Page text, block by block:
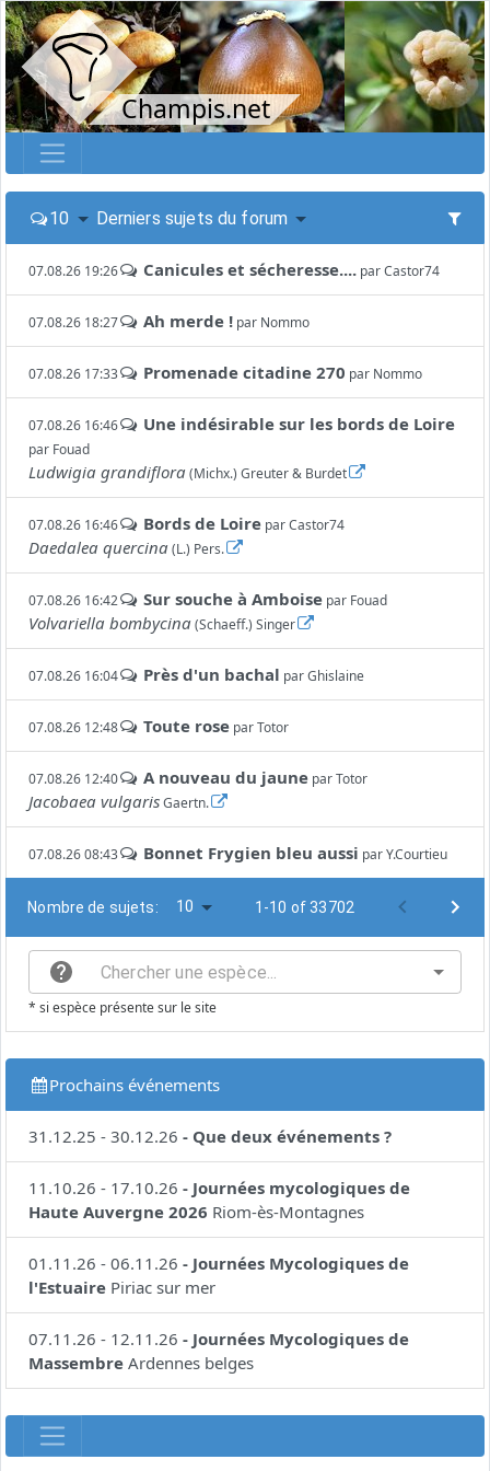
Champis.net
10 Derniers sujets du forum
07.08.26 19:26 Canicules et sécheresse.... parCastor74
07.08.26 18:27 Ah merde ! par Nommo
07.08.26 17:33 Promenade citadine 270 par Nommo
07.08.26 16:46 Une indésirable sur les bords de Loire
par Fouad
Ludwigia grandiflora(Michx.) Greuter & Burdet
07.08.26 16:46 Bords de Loire parCastor74
Daedalea quercina(L.) Pers.
07.08.26 16:42 Sur souche à Amboise par Fouad
Volvariella bombycina(Schaeff.) Singer
07.08.26 16:04 Près d'un bachal parGhislaine
07.08.26 12:48 Toute rose parTotor
07.08.26 12:40 A nouveau du jaune parTotor
Jacobaea vulgarisGaertn.
07.08.26 08:43 Bonnet Frygien bleu aussi parY.Courtieu
Nombre de sujets: 10 1-10 of 33702
* si espèce présente sur le site
Prochains événements
31.12.25 - 30.12.26 - Que deux événements ?
11.10.26 - 17.10.26 - Journées mycologiques de
Haute Auvergne 2026 Riom-ès-Montagnes
01.11.26 - 06.11.26 - Journées Mycologiques de
l'Estuaire Piriac sur mer
07.11.26 - 12.11.26 - Journées Mycologiques de
Massembre Ardennes belges